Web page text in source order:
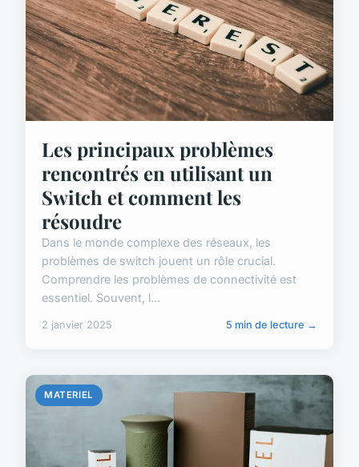
Les principaux problèmes
rencontrés en utilisant un
Switch et comment les
résoudre
Dans le monde complexe des réseaux, les
problèmes de switch jouent un rôle crucial.
Comprendre les problèmes de connectivité est
essentiel. Souvent, l...
2 janvier 2025 5 min de lecture →
MATERIEL